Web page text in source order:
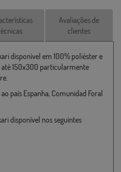
Avaliações de
clientes
disponível em 100% poliéster e
até 150x300 particularmente
país Espanha, Comunidad Foral
disponível nos seguintes